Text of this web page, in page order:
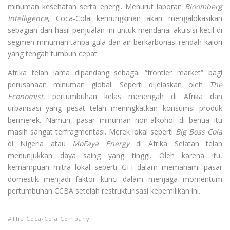
minuman kesehatan serta energi. Menurut laporan Bloomberg
Intelligence, Coca-Cola kemungkinan akan mengalokasikan
sebagian dari hasil penjualan ini untuk mendanai akuisisi kecil di
segmen minuman tanpa gula dan air berkarbonasi rendah kalori
yang tengah tumbuh cepat.
Afrika telah lama dipandang sebagai “frontier market” bagi
perusahaan minuman global. Seperti dijelaskan oleh
The
Economist, pertumbuhan kelas menengah di Afrika dan
urbanisasi yang pesat telah meningkatkan konsumsi produk
bermerek. Namun, pasar minuman non-alkohol di benua itu
masih sangat terfragmentasi. Merek lokal seperti Big Boss Cola
di Nigeria atau MoFaya Energydi Afrika Selatan telah
menunjukkan daya saing yang tinggi. Oleh karena itu,
kemampuan mitra lokal seperti GFI dalam memahami pasar
domestik menjadi faktor kunci dalam menjaga momentum
pertumbuhan CCBA setelah restrukturisasi kepemilikan ini.
The Coca-Cola Company